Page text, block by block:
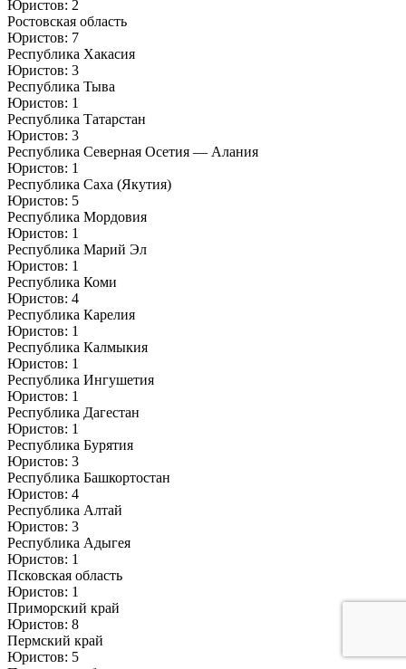
Юристов: 2
Ростовская область
Юристов: 7
Республика Хакасия
Юристов: 3
Республика Тыва
Юристов: 1
Республика Татарстан
Юристов: 3
Республика Северная Осетия — Алания
Юристов: 1
Республика Саха (Якутия)
Юристов: 5
Республика Мордовия
Юристов: 1
Республика Марий Эл
Юристов: 1
Республика Коми
Юристов: 4
Республика Карелия
Юристов: 1
Республика Калмыкия
Юристов: 1
Республика Ингушетия
Юристов: 1
Республика Дагестан
Юристов: 1
Республика Бурятия
Юристов: 3
Республика Башкортостан
Юристов: 4
Республика Алтай
Юристов: 3
Республика Адыгея
Юристов: 1
Псковская область
Юристов: 1
Приморский край
Юристов: 8
Пермский край
Юристов: 5